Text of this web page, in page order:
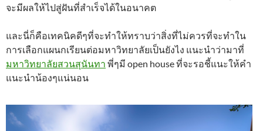
จะมีผลให้ไปสู่ฝันที่สำเร็จได้ในอนาคต
และนี่ก็คือเทคนิคดีๆที่จะทำให้ทราบว่าสิ่งที่ไม่ควรที่จะทำใน
การเลือกแผนกเรียนต่อมหาวิทยาลัยเป็นยังไง แนะนำว่ามาที่
มหาวิทยาลัยสวนสุนันทา พี่ๆมี open house ที่จะรอชี้แนะให้คำ
แนะนำน้องๆแน่นอน